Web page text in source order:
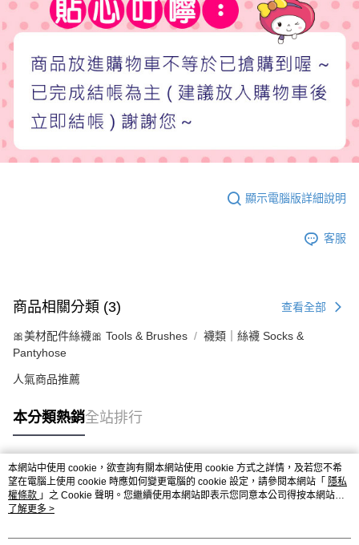
顯示電腦版詳細說明
客服
商品相關分類 (3) 查看全部
🎀美材配件絲襪🎀 Tools & Brushes
襪類｜絲襪 Socks &
Pantyhose
人氣商品推薦
本分類熱銷全站排行
熱門標籤
本網站中使用 cookie，欲查詢有關本網站使用 cookie 方式之詳情，及若您不希
望在電腦上使用 cookie 時應如何變更電腦的 cookie 設定，請參閱本網站「 隱私
權條款 」之 Cookie 聲明。您繼續使用本網站即表示您同意本公司得按本網站使
用條款之 Cookie 聲明使用 cookie。
了解更多 >